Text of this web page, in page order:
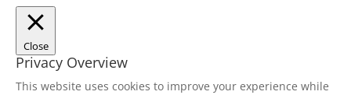
Close
Privacy Overview
This website uses cookies to improve your experience while